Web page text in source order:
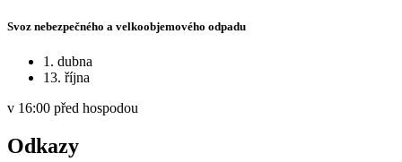
Svoz nebezpečného a velkoobjemového odpadu
1. dubna
13. října
v 16:00 před hospodou
Odkazy